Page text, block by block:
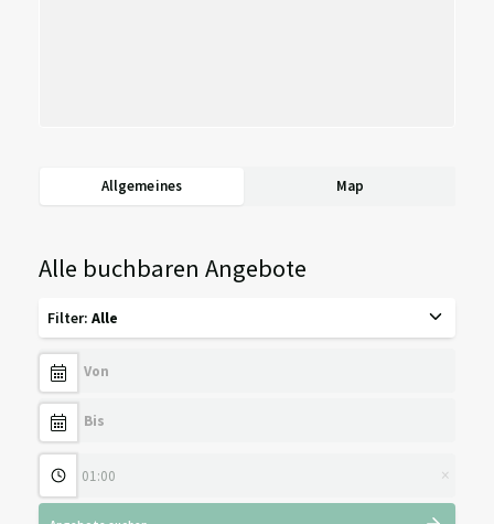
Allgemeines Map
Alle buchbaren Angebote
Filter: Alle
×